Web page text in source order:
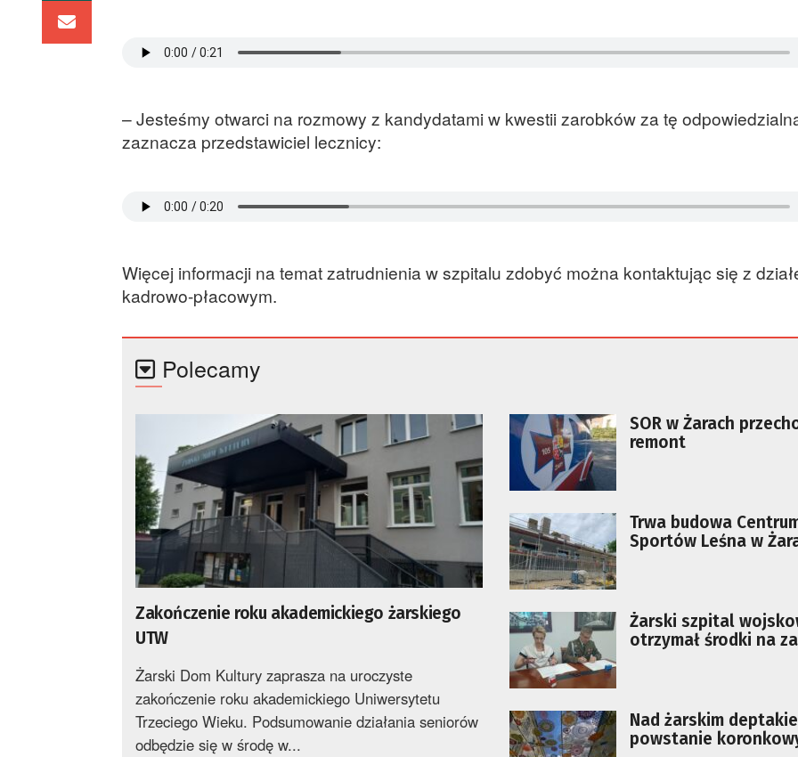
– Jesteśmy otwarci na rozmowy z kandydatami w kwestii zarobków za tę
zaznacza przedstawiciel lecznicy:
Więcej informacji na temat zatrudnienia w szpitalu zdobyć można kontaktując się z
kadrowo-płacowym.
Polecamy
Zakończenie roku akademickiego żarskiego
UTW
Żarski Dom Kultury zaprasza na uroczyste
zakończenie roku akademickiego Uniwersytetu
Trzeciego Wieku. Podsumowanie działania seniorów
odbędzie się w środę w...
SOR w Żarach
remont
Trwa budowa
Sportów Leśna w
Żarski szpital
otrzymał środki na
Nad żarskim
powstanie